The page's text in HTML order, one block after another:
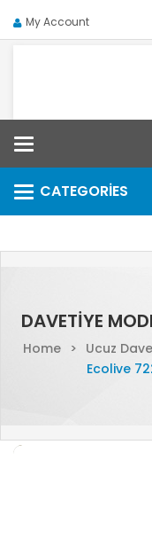
My Account
CATEGORIES
Categories
DAVETIYE
Home > Ucuz
Ecolive